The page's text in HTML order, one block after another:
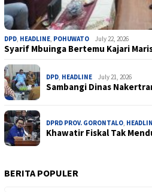
DPD, HEADLINE, POHUWATO July 22, 2026
Syarif Mbuinga Bertemu Kajari
DPD, HEADLINE July 21, 2026
Sambangi Dinas
DPRD PROV. GORONTALO,
Khawatir Fiskal Tak
BERITA POPULER